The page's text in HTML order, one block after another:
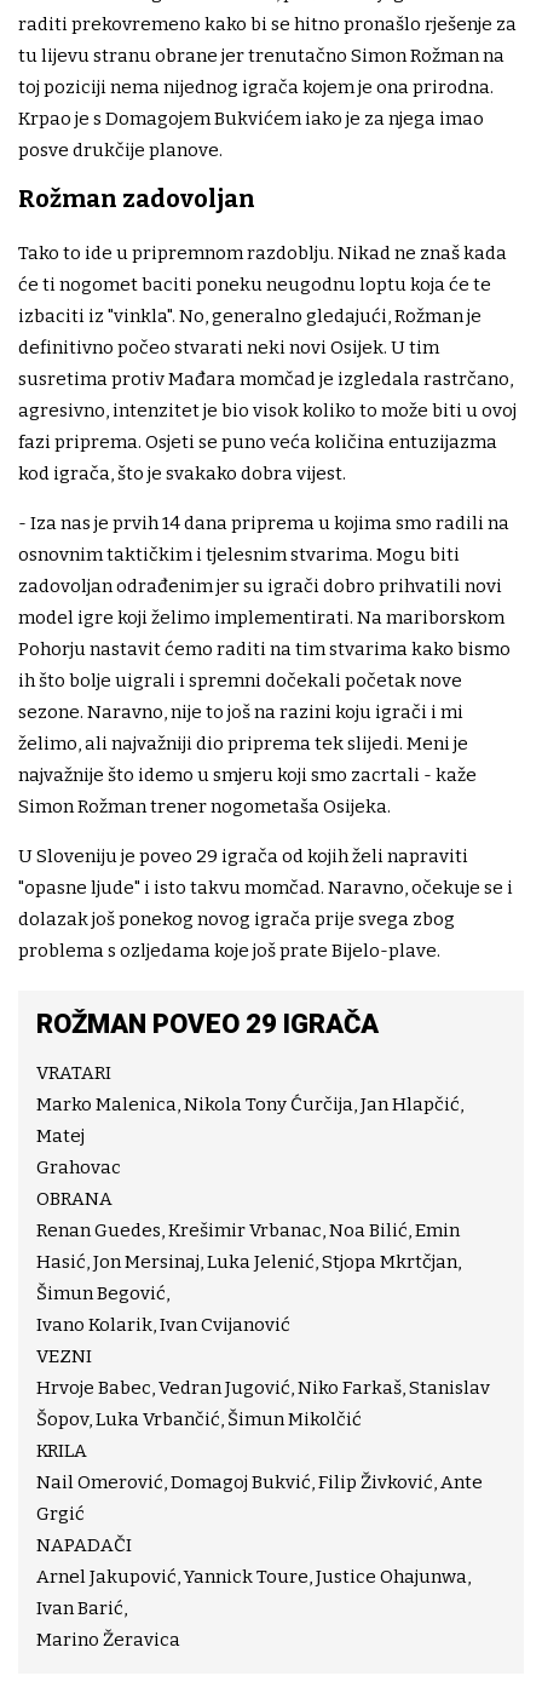
raditi prekovremeno kako bi se hitno pronašlo rješenje za
tu lijevu stranu obrane jer trenutačno Simon Rožman na
toj poziciji nema nijednog igrača kojem je ona prirodna.
Krpao je s Domagojem Bukvićem iako je za njega imao
posve drukčije planove.
Rožman zadovoljan
Tako to ide u pripremnom razdoblju. Nikad ne znaš kada
će ti nogomet baciti poneku neugodnu loptu koja će te
izbaciti iz "vinkla". No, generalno gledajući, Rožman je
definitivno počeo stvarati neki novi Osijek. U tim
susretima protiv Mađara momčad je izgledala rastrčano,
agresivno, intenzitet je bio visok koliko to može biti u ovoj
fazi priprema. Osjeti se puno veća količina entuzijazma
kod igrača, što je svakako dobra vijest.
- Iza nas je prvih 14 dana priprema u kojima smo radili na
osnovnim taktičkim i tjelesnim stvarima. Mogu biti
zadovoljan odrađenim jer su igrači dobro prihvatili novi
model igre koji želimo implementirati. Na mariborskom
Pohorju nastavit ćemo raditi na tim stvarima kako bismo
ih što bolje uigrali i spremni dočekali početak nove
sezone. Naravno, nije to još na razini koju igrači i mi
želimo, ali najvažniji dio priprema tek slijedi. Meni je
najvažnije što idemo u smjeru koji smo zacrtali - kaže
Simon Rožman trener nogometaša Osijeka.
U Sloveniju je poveo 29 igrača od kojih želi napraviti
"opasne ljude" i isto takvu momčad. Naravno, očekuje se i
dolazak još ponekog novog igrača prije svega zbog
problema s ozljedama koje još prate Bijelo-plave.
ROŽMAN POVEO 29 IGRAČA
VRATARI
Marko Malenica, Nikola Tony Ćurčija, Jan Hlapčić,
Matej
Grahovac
OBRANA
Renan Guedes, Krešimir Vrbanac, Noa Bilić, Emin
Hasić, Jon Mersinaj, Luka Jelenić, Stjopa Mkrtčjan,
Šimun Begović,
Ivano Kolarik, Ivan Cvijanović
VEZNI
Hrvoje Babec, Vedran Jugović, Niko Farkaš, Stanislav
Šopov, Luka Vrbančić, Šimun Mikolčić
KRILA
Nail Omerović, Domagoj Bukvić, Filip Živković, Ante
Grgić
NAPADAČI
Arnel Jakupović, Yannick Toure, Justice Ohajunwa,
Ivan Barić,
Marino Žeravica